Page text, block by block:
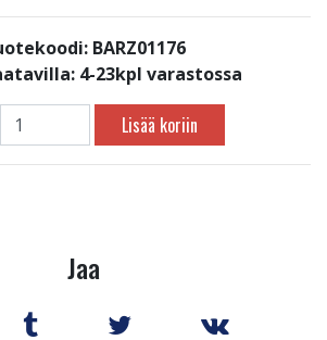
BARZ01176
4-23kpl varastossa
Lisää koriin
Jaa